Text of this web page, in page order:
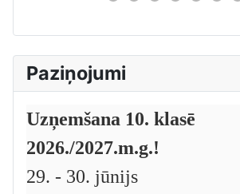
Paziņojumi
Uzņemšana 10. klasē
2026./2027.m.g.!
29. - 30. jūnijs